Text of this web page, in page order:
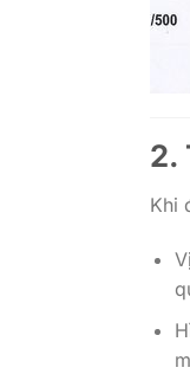
2.
Khi